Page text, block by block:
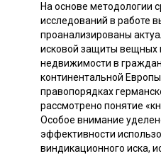
На основе методологии
исследований в работе
проанализированы
исковой защиты вещных
недвижимости в
континентальной
правопорядках
рассмотрено понятие
Особое внимание
эффективности
виндикационного иска,